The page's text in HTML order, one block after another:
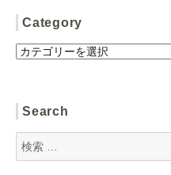
Category
Category
Search
検
索: